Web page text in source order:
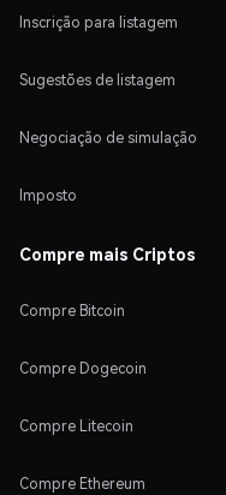
Inscrição para listagem
Sugestões de listagem
Negociação de simulação
Imposto
Compre mais Criptos
Compre Bitcoin
Compre Dogecoin
Compre Litecoin
Compre Ethereum